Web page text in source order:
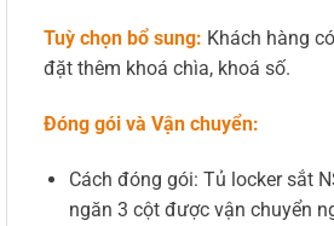
Tuỳ chọn bổ sung: Khách hàng
đặt thêm khoá chìa, khoá số.
Đóng gói và Vận chuyển:
Cách đóng gói: Tủ locker sắt
ngăn 3 cột được vận chuyển